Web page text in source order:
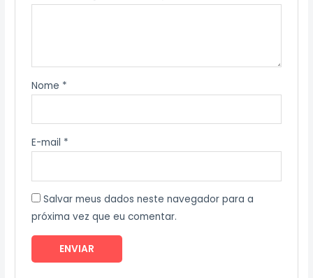
Nome *
E-mail *
Salvar meus dados neste navegador para a
próxima vez que eu comentar.